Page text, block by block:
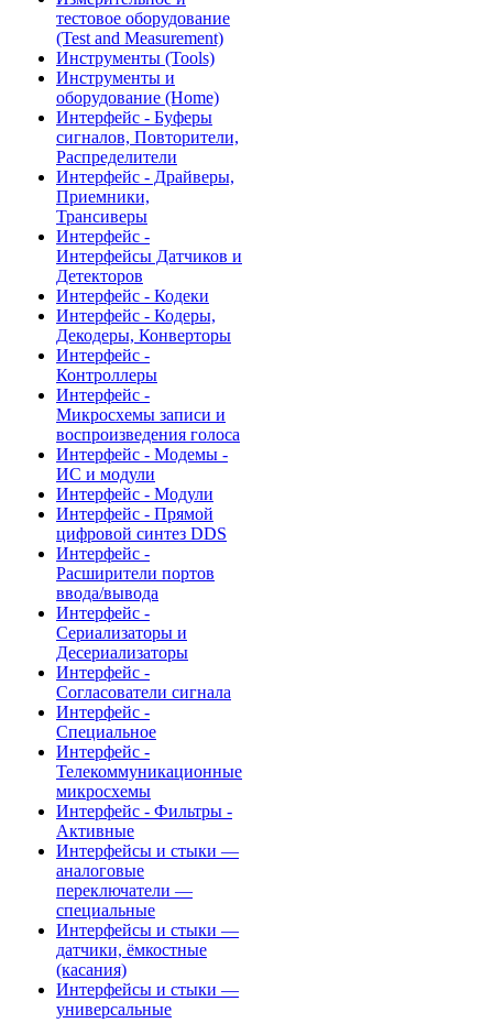
тестовое оборудование
(Test and Measurement)
Инструменты (Tools)
Инструменты и
оборудование (Home)
Интерфейс - Буферы
сигналов, Повторители,
Распределители
Интерфейс - Драйверы,
Приемники,
Трансиверы
Интерфейс -
Интерфейсы Датчиков и
Детекторов
Интерфейс - Кодеки
Интерфейс - Кодеры,
Декодеры, Конверторы
Интерфейс -
Контроллеры
Интерфейс -
Микросхемы записи и
воспроизведения голоса
Интерфейс - Модемы -
ИС и модули
Интерфейс - Модули
Интерфейс - Прямой
цифровой синтез DDS
Интерфейс -
Расширители портов
ввода/вывода
Интерфейс -
Сериализаторы и
Десериализаторы
Интерфейс -
Согласователи сигнала
Интерфейс -
Специальное
Интерфейс -
Телекоммуникационные
микросхемы
Интерфейс - Фильтры -
Активные
Интерфейсы и стыки —
аналоговые
переключатели —
специальные
Интерфейсы и стыки —
датчики, ёмкостные
(касания)
Интерфейсы и стыки —
универсальные